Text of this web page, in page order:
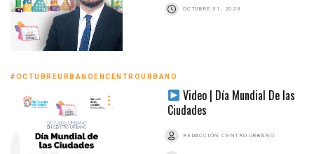
OCTUBRE 31, 2023
#OCTUBREURBANOENCENTROURBANO
Video | Día Mundial De las
Ciudades
REDACCIÓN CENTRO URBANO